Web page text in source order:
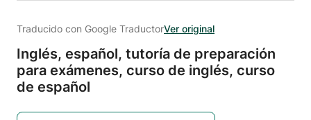
Traducido con Google TraductorVer original
Inglés, español, tutoría de preparación
para exámenes, curso de inglés, curso
de español